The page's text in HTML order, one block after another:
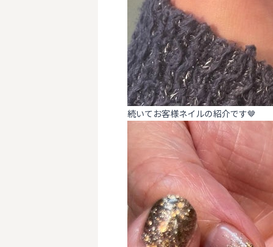
続いてお客様ネイルの紹介です🤎